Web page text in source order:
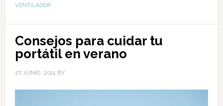
VENTILADOR
Consejos para cuidar tu
portátil en verano
27 JUNIO, 2011 BY